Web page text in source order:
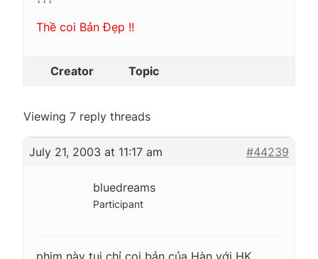
Thề coi Bản Đẹp !!
Creator Topic
Viewing 7 reply threads
July 21, 2003 at 11:17 am #44239
bluedreams
Participant
phim này tui chỉ coi bản của Hàn với HK